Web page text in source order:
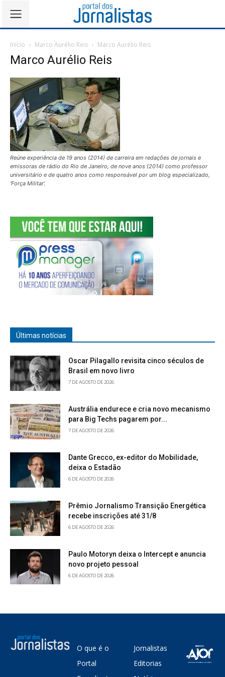
Início Marco Aurélio Reis Marco Aurélio Reis
Marco Aurélio Reis
Reúne experiência de 19 anos (2014) de carreira em redações de jornais e
emissoras de rádio do Rio de Janeiro, de nove anos (2014) como professor
universitário e de quatro anos como responsável por um blog especializado,
‘Força Militar’.
Últimas notícias
Oscar Pilagallo revisita cinco séculos de
Brasil em novo livro
7 DE AGOSTO DE 2026
Austrália endurece e cria novo mecanismo
para Big Techs pagarem por...
7 DE AGOSTO DE 2026
Dante Grecco, ex-editor do Mobilidade,
deixa o Estadão
6 DE AGOSTO DE 2026
Prêmio Jornalismo Transição Energética
recebe inscrições até 31/8
6 DE AGOSTO DE 2026
Paulo Motoryn deixa o Intercept e anuncia
novo projeto pessoal
6 DE AGOSTO DE 2026
O que é o
Portal
Jornalistas
Editorias